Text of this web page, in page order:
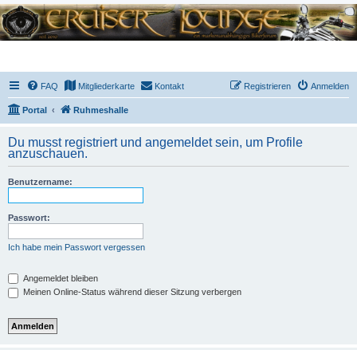
FAQ Mitgliederkarte Kontakt Anmelden
Registrieren
Portal Ruhmeshalle
Du musst registriert und angemeldet sein, um Profile
anzuschauen.
Benutzername:
Passwort:
Ich habe mein Passwort vergessen
Angemeldet bleiben
Meinen Online-Status während dieser Sitzung verbergen